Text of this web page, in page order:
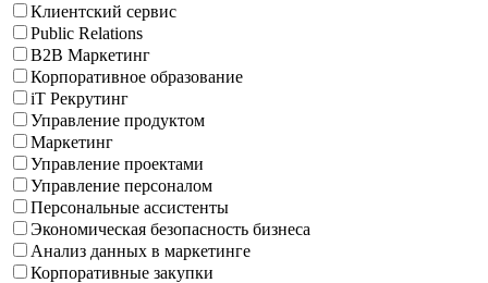
Клиентский сервис
Public Relations
B2B Маркетинг
Корпоративное образование
iT Рекрутинг
Управление продуктом
Маркетинг
Управление проектами
Управление персоналом
Персональные ассистенты
Экономическая безопасность бизнеса
Анализ данных в маркетинге
Корпоративные закупки